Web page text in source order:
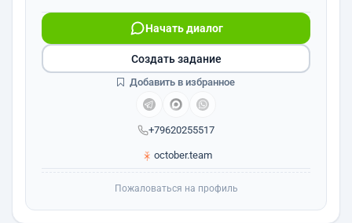
+79620255517
Начать диалог
october.team
Создать задание
Добавить в избранное
Пожаловаться на профиль